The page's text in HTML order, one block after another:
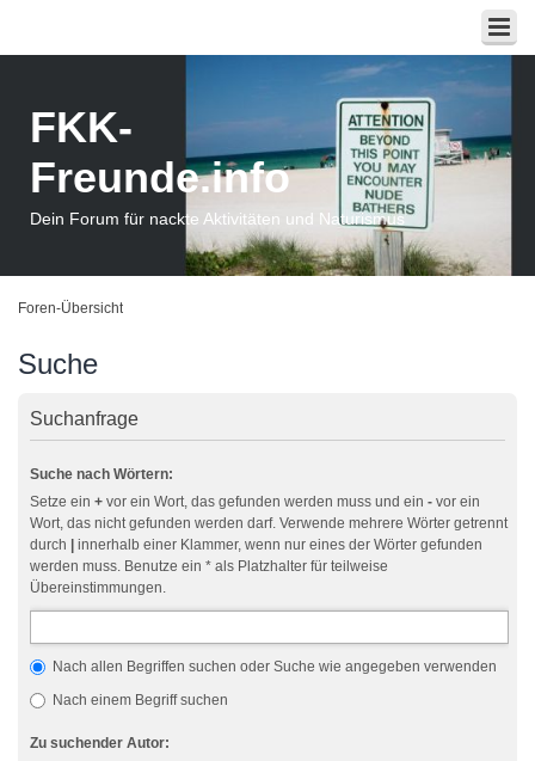
FKK-
Freunde.info
Dein Forum für nackte Aktivitäten und Naturismus
Foren-Übersicht
Suche
Suchanfrage
Suche nach Wörtern:
Setze ein + vor ein Wort, das gefunden werden muss und ein - vor ein
Wort, das nicht gefunden werden darf. Verwende mehrere Wörter getrennt
durch
innerhalb einer Klammer, wenn nur eines der Wörter gefunden
werden muss. Benutze ein * als Platzhalter für teilweise
Übereinstimmungen.
Nach allen Begriffen suchen oder Suche wie angegeben verwenden
Nach einem Begriff suchen
Zu suchender Autor: